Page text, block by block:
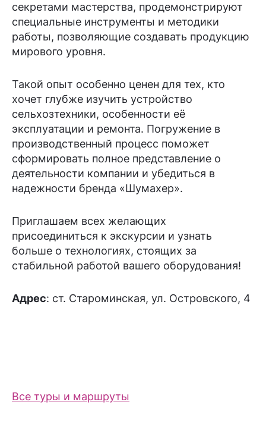
секретами мастерства, продемонстрируют
специальные инструменты и методики
работы, позволяющие создавать продукцию
мирового уровня.
Такой опыт особенно ценен для тех, кто
хочет глубже изучить устройство
сельхозтехники, особенности её
эксплуатации и ремонта. Погружение в
производственный процесс поможет
сформировать полное представление о
деятельности компании и убедиться в
надежности бренда «Шумахер».
Приглашаем всех желающих
присоединиться к экскурсии и узнать
больше о технологиях, стоящих за
стабильной работой вашего оборудования!
Адрес: ст. Староминская, ул. Островского, 4
Все туры и маршруты